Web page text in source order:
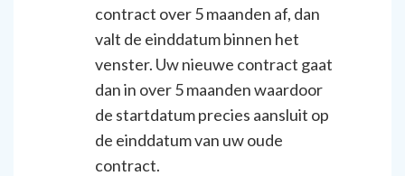
contract over 5 maanden af, dan
valt de einddatum binnen het
venster. Uw nieuwe contract gaat
dan in over 5 maanden waardoor
de startdatum precies aansluit op
de einddatum van uw oude
contract.